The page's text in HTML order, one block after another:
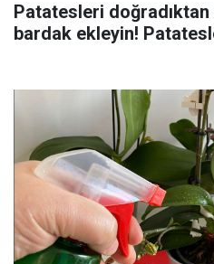
Patatesleri
bardak ekleyin!